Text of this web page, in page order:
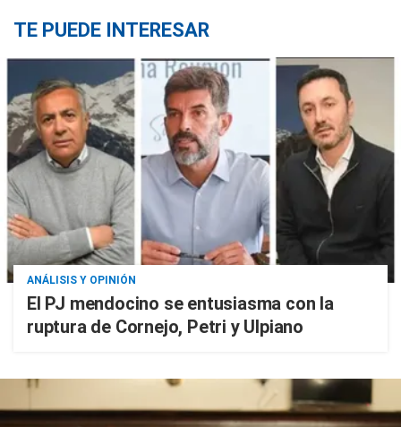
TE PUEDE INTERESAR
ANÁLISIS Y OPINIÓN
El PJ mendocino se entusiasma con la
ruptura de Cornejo, Petri y Ulpiano